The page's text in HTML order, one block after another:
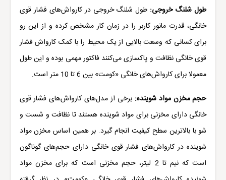
طول شلنگ خروجی: طول شلنگ خروجی در کارواش‌های فشار قوی
خانگی، قدرت مانور کاربر را در زمان کار مشخص کرده و از این رو
برای کسانی که وسعت بالایی از یک محیط را با کمک کارواش فشار
قوی خانگی نظافت و پاکسازی می‌کنند فاکتور مهمی بوده و این طول
معمولا برای کارواش‌های خانگی «کومت» بین 6 تا 10 متر است.
حجم مخزن مواد شوینده: برخی از مدل‌های کارواش‌های فشار قوی
خانگی دارای مخزنی برای مواد شوینده هستند تا نظافت و شست و
شو با بالاترین سطح کیفیت انجام گیرد. بر همین اساس مخزن مواد
شوینده در کارواش‌های فشار قوی خانگی دارای حجم‌های گوناگون
است که نیم تا 2 لیتر، حجم مخزنی است که برای مخزن مواد